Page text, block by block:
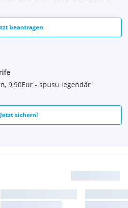
beantragen
9,90Eur - spusu legendär
Jetzt sichern!